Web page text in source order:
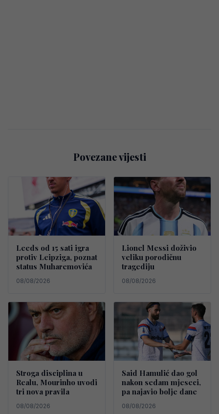
Povezane vijesti
Leeds od 15 sati igra
protiv Leipziga, poznat
status Muharemovića
08/08/2026
Lionel Messi doživio
veliku porodičnu
tragediju
08/08/2026
Stroga disciplina u
Realu, Mourinho uvodi
tri nova pravila
08/08/2026
Said Hamulić dao gol
nakon sedam mjeseci,
pa najavio bolje dane
08/08/2026